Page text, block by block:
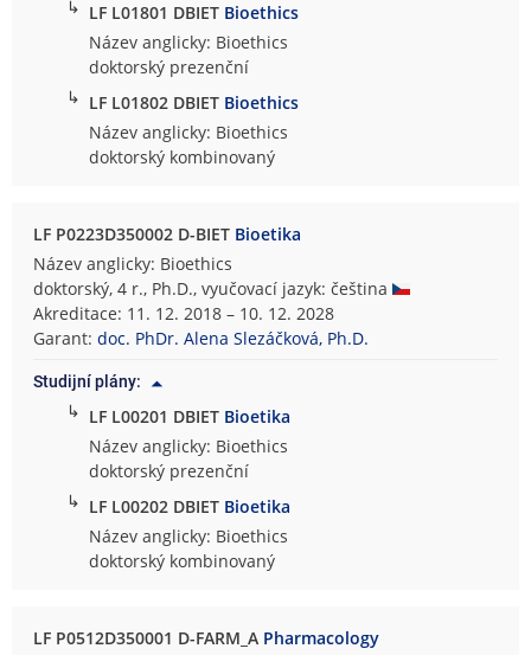
↳ LF L01801 DBIET Bioethics
Název anglicky: Bioethics
doktorský prezenční
↳ LF L01802 DBIET Bioethics
Název anglicky: Bioethics
doktorský kombinovaný
LF P0223D350002 D-BIET Bioetika
Název anglicky: Bioethics
doktorský, 4 r., Ph.D., vyučovací jazyk: čeština
Akreditace: 11. 12. 2018 – 10. 12. 2028
Garant:doc. PhDr. Alena Slezáčková, Ph.D.
Studijní plány:
↳ LF L00201 DBIET Bioetika
Název anglicky: Bioethics
doktorský prezenční
↳ LF L00202 DBIET Bioetika
Název anglicky: Bioethics
doktorský kombinovaný
LF P0512D350001 D-FARM_A Pharmacology